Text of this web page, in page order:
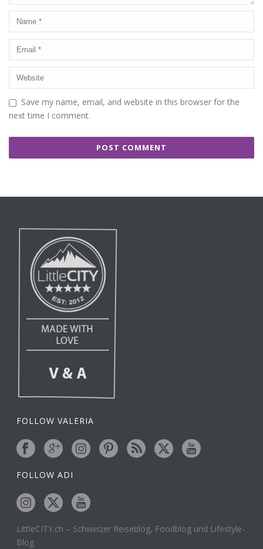
Save my name, email, and website in this browser for the
next time I comment.
FOLLOW VALERIA
FOLLOW ADI
LittleCITY.ch – Schweizer Reiseblog, Foodblog und Lifestyle-
Blog